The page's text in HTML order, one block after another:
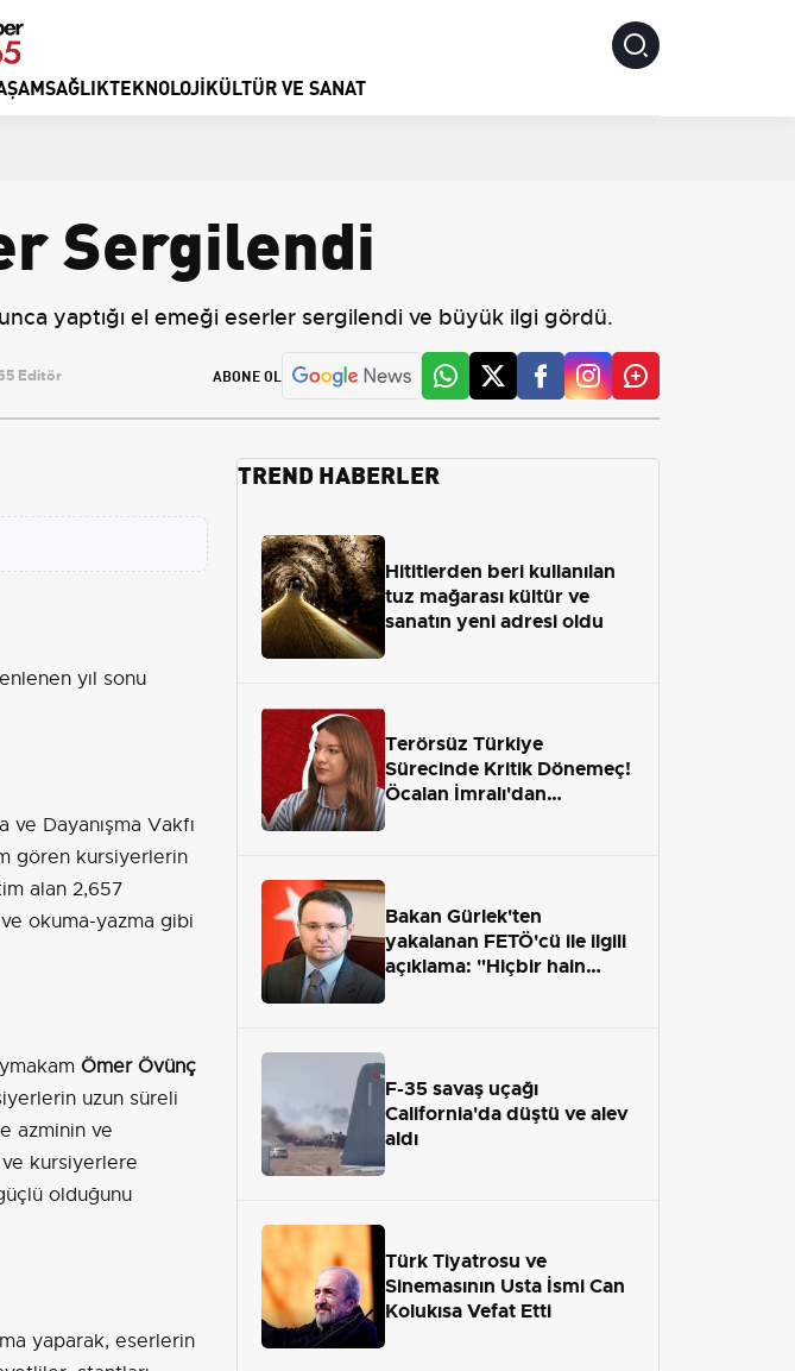
SAĞLIKTEKNOLOJIKÜLTÜR VE SANAT
Sergilendi
yaptığı el emeği eserler sergilendi ve büyük ilgi gördü.
Editör ABONE OL
yıl sonu
ve Dayanışma Vakfı
gören kursiyerlerin
alan 2,657
okuma-yazma gibi
Ömer Övünç
uzun süreli
azminin ve
ve kursiyerlere
olduğunu
yaparak, eserlerin
TREND HABERLER
Hititlerden beri kullanılan
tuz mağarası kültür ve
sanatın yeni adresi oldu
Terörsüz Türkiye
Sürecinde Kritik Dönemeç!
Öcalan İmralı'dan
Bakan Gürlek'ten
yakalanan FETÖ'cü ile ilgili
açıklama: "Hiçbir hain
F-35 savaş uçağı
California'da düştü ve alev
aldı
Türk Tiyatrosu ve
Sinemasının Usta İsmi Can
Kolukısa Vefat Etti